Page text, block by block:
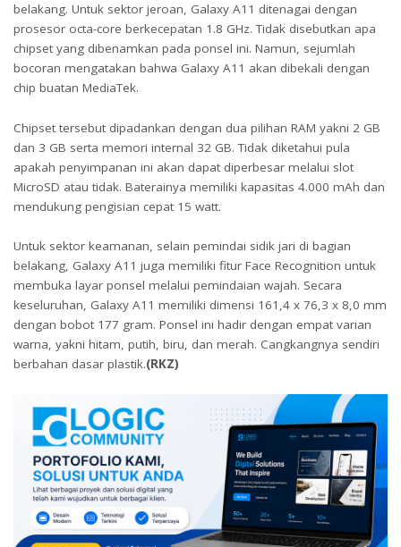
belakang. Untuk sektor jeroan, Galaxy A11 ditenagai dengan
prosesor octa-core berkecepatan 1.8 GHz. Tidak disebutkan apa
chipset yang dibenamkan pada ponsel ini. Namun, sejumlah
bocoran mengatakan bahwa Galaxy A11 akan dibekali dengan
chip buatan MediaTek.
Chipset tersebut dipadankan dengan dua pilihan RAM yakni 2 GB
dan 3 GB serta memori internal 32 GB. Tidak diketahui pula
apakah penyimpanan ini akan dapat diperbesar melalui slot
MicroSD atau tidak. Baterainya memiliki kapasitas 4.000 mAh dan
mendukung pengisian cepat 15 watt.
Untuk sektor keamanan, selain pemindai sidik jari di bagian
belakang, Galaxy A11 juga memiliki fitur Face Recognition untuk
membuka layar ponsel melalui pemindaian wajah. Secara
keseluruhan, Galaxy A11 memiliki dimensi 161,4 x 76,3 x 8,0 mm
dengan bobot 177 gram. Ponsel ini hadir dengan empat varian
warna, yakni hitam, putih, biru, dan merah. Cangkangnya sendiri
berbahan dasar plastik.(RKZ)